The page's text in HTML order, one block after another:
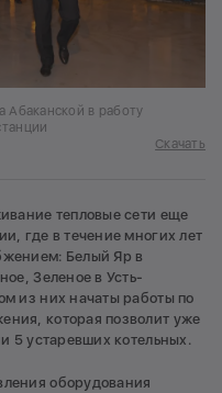
Абаканской в работу
Скачать
тепловые сети еще
где в течение многих лет
Белый Яр в
Зеленое в Усть-
из них начаты работы по
которая позволит уже
5 устаревших котельных.
оборудования